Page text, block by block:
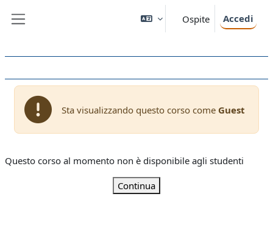
Ospite Accedi
Sta visualizzando questo corso come Guest
Questo corso al momento non è disponibile agli studenti
Continua